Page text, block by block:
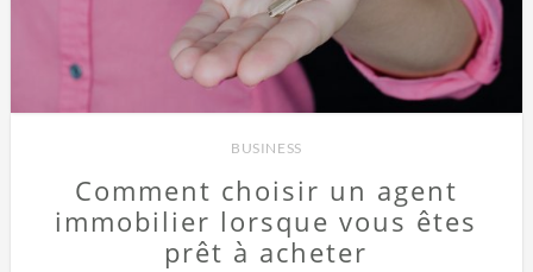
BUSINESS
Comment choisir un agent
immobilier lorsque vous êtes
prêt à acheter